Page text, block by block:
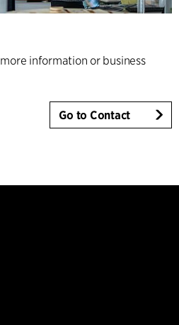
information or business
Go to Contact